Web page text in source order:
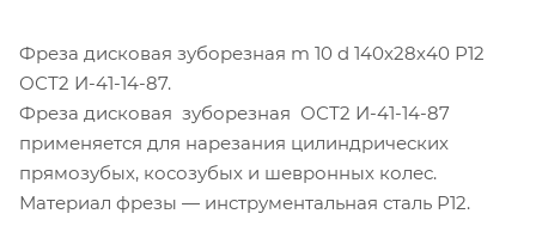
Фреза дисковая зуборезная m 10 d 140х28х40 Р12
ОСТ2 И-41-14-87.
Фреза дисковая зуборезная ОСТ2 И-41-14-87
применяется для нарезания цилиндрических
прямозубых, косозубых и шевронных колес.
Материал фрезы — инструментальная сталь Р12.